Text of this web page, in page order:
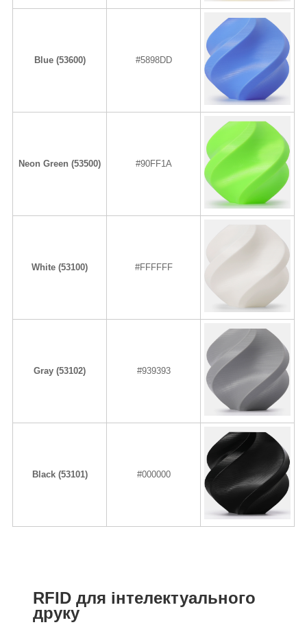
Blue (53600) #5898DD
Neon Green (53500) #90FF1A
White (53100) #FFFFFF
Gray (53102) #939393
Black (53101) #000000
RFID для інтелектуального
друку